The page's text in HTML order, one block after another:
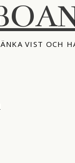
VIST OCH